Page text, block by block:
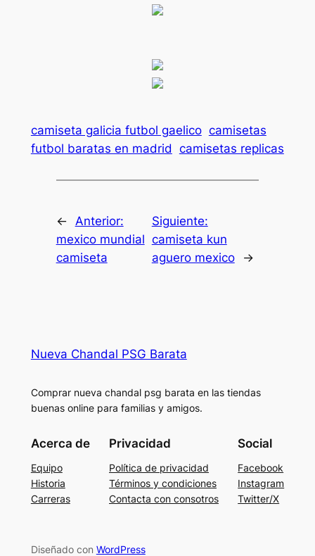
camiseta galicia futbol gaelico camisetas
futbol baratas en madrid camisetas replicas
← Anterior:
mexico mundial
camiseta
Siguiente:
camiseta kun
aguero mexico
→
Nueva Chandal PSG Barata
Comprar nueva chandal psg barata en las tiendas
buenas online para familias y amigos.
Acerca de
Equipo
Historia
Carreras
Privacidad
Política de privacidad
Términos y condiciones
Contacta con consotros
Social
Facebook
Instagram
Twitter/X
Diseñado con WordPress